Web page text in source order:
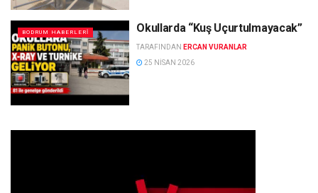
BODRUM HABERLERI Okullarda “Kuş Uçurtulmayacak”
TARAFINDAN ERCAN VURANLAR
25 NISAN 2026